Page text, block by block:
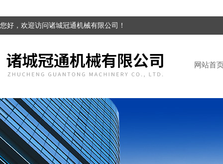
您好，欢迎访问诸城冠通机械有限公司！
网站首